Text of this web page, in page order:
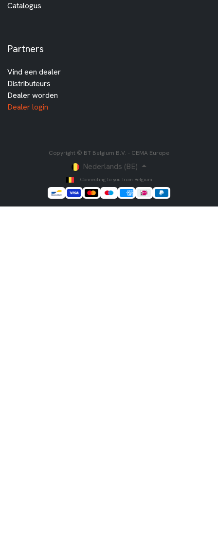
Catalogus
Partners
Vind een dealer
Distributeurs
Dealer worden
Dealer login
Copyright © BT Belgium B.V. - CEMA Europe
Nederlands (BE)
Connecting to you from Belgium